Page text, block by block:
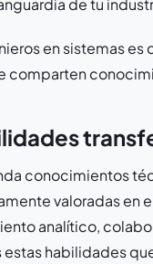
de tu
en sistemas
comparten
conocimientos
valoradas en
analítico,
habilidades